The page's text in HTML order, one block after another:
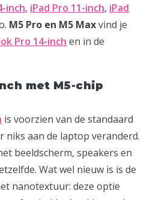
inch, iPad Pro 11-inch, iPad
M5 Pro en M5 Maxvind je
Pro 14-inch en in de
met M5-chip
is voorzien van de standaard
niks aan de laptop veranderd.
beeldscherm, speakers en
Wat wel nieuw is is de
nanotextuur: deze optie